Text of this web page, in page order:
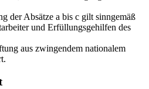
der Absätze a bis c gilt sinngemäß
und Erfüllungsgehilfen des
aus zwingendem nationalem